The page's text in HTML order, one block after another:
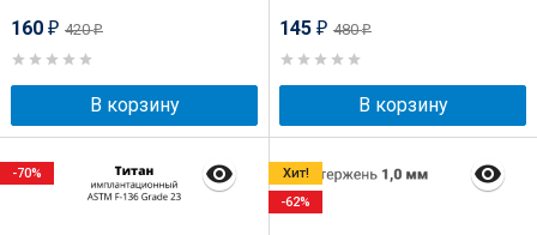
160 ₽ 420₽
В корзину
145 ₽ 480₽
В корзину
-70%
Хит!
-62%